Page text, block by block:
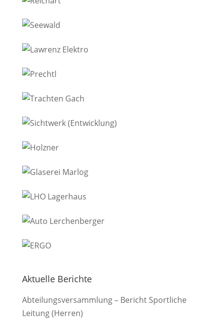
Aktuelle Berichte
Abteilungsversammlung – Bericht Sportliche
Leitung (Herren)